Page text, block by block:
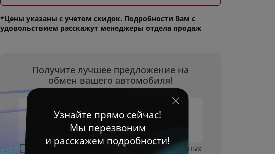
*Цены указаны с учетом скидок. Подробности Вам с
удовольствием расскажут менеджеры отдела продаж
Получите лучшее предложение на
обмен вашего автомобиля!
Я согласен на
обработку персональных данных